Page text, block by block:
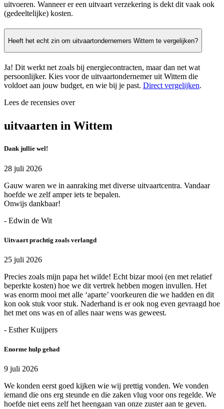
uitvoeren. Wanneer er een uitvaart verzekering is dekt dit vaak ook
(gedeeltelijke) kosten.
Heeft het echt zin om uitvaartondernemers Wittem te vergelijken?
Ja! Dit werkt net zoals bij energiecontracten, maar dan net wat
persoonlijker. Kies voor de uitvaartondernemer uit Wittem die
voldoet aan jouw budget, en wie bij je past. Direct vergelijken.
Lees de recensies over
uitvaarten in Wittem
Dank jullie wel!
28 juli 2026
Gauw waren we in aanraking met diverse uitvaartcentra. Vandaar
hoefde we zelf amper iets te bepalen.
Onwijs dankbaar!
- Edwin de Wit
Uitvaart prachtig zoals verlangd
25 juli 2026
Precies zoals mijn papa het wilde! Echt bizar mooi (en met relatief
beperkte kosten) hoe we dit vertrek hebben mogen invullen. Het
was enorm mooi met alle ‘aparte’ voorkeuren die we hadden en dit
kon ook stuk voor stuk. Naderhand is er ook nog even gevraagd hoe
het met ons was en of alles naar wens was geweest.
- Esther Kuijpers
Enorme hulp gehad
9 juli 2026
We konden eerst goed kijken wie wij prettig vonden. We vonden
iemand die ons erg steunde en die zaken vlug voor ons regelde. We
hoefde niet eens zelf het heengaan van onze zuster aan te geven.